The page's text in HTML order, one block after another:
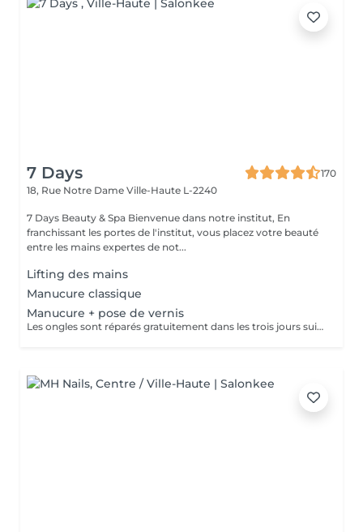
7 Days
170
18, Rue Notre Dame Ville-Haute L-2240
7 Days Beauty & Spa Bienvenue dans notre institut, En
franchissant les portes de l'institut, vous placez votre beauté
entre les mains expertes de not...
Lifting des mains
Manucure classique
Manucure + pose de vernis
Les ongles sont réparés gratuitement dans les trois jours suivant le service ! A partir du quatrième jour la prestation est payante.